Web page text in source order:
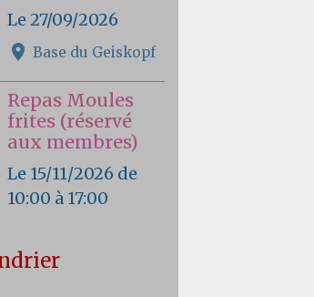
Le 27/09/2026
Base du Geiskopf
Repas Moules
frites (réservé
aux membres)
Le 15/11/2026 de
10:00 à 17:00